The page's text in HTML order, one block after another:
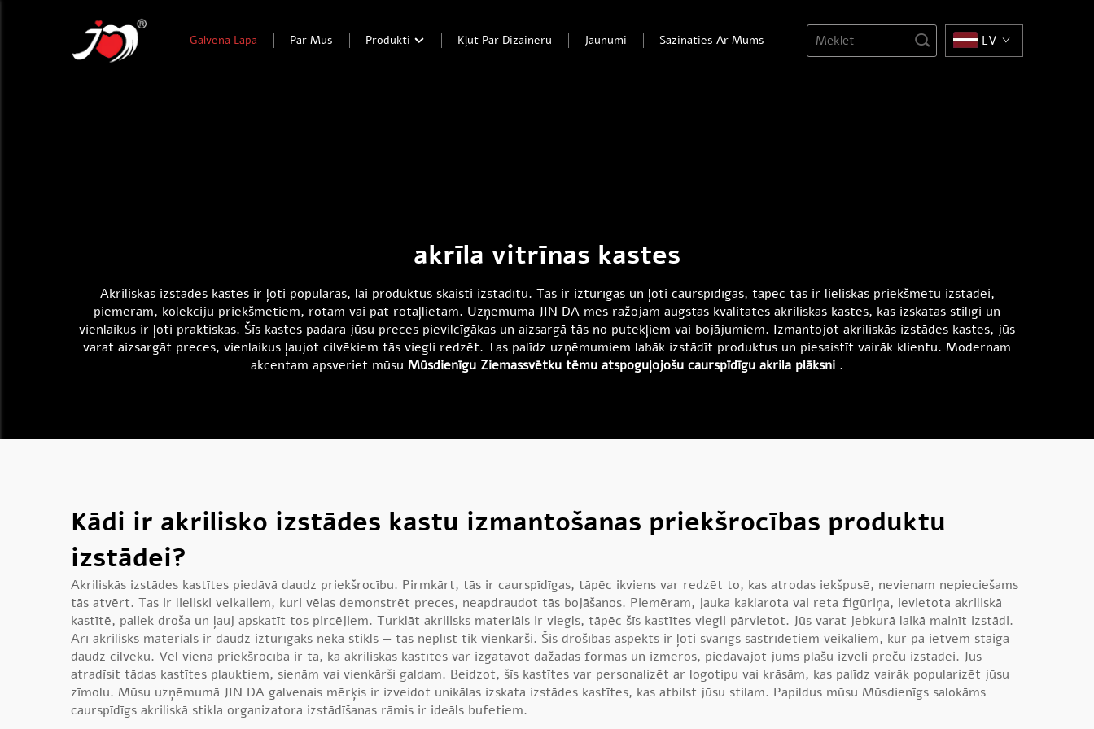
Galvenā Lapa Par Mūs Produkti Kļūt Par Dizaineru Jaunumi Sazināties Ar Mums LV
akrīla vitrīnas kastes
Akriliskās izstādes kastes ir ļoti populāras, lai produktus skaisti izstādītu. Tās ir izturīgas un ļoti caurspīdīgas, tāpēc tās ir lieliskas priekšmetu izstādei,
piemēram, kolekciju priekšmetiem, rotām vai pat rotaļlietām. Uzņēmumā JIN DA mēs ražojam augstas kvalitātes akriliskās kastes, kas izskatās stilīgi un
vienlaikus ir ļoti praktiskas. Šīs kastes padara jūsu preces pievilcīgākas un aizsargā tās no putekļiem vai bojājumiem. Izmantojot akriliskās izstādes kastes, jūs
varat aizsargāt preces, vienlaikus ļaujot cilvēkiem tās viegli redzēt. Tas palīdz uzņēmumiem labāk izstādīt produktus un piesaistīt vairāk klientu. Modernam
akcentam apsveriet mūsu Mūsdienīgu Ziemassvētku tēmu atspoguļojošu caurspīdīgu akrila plāksni .
Kādi ir akrilisko izstādes kastu izmantošanas priekšrocības produktu
izstādei?
Akriliskās izstādes kastītes piedāvā daudz priekšrocību. Pirmkārt, tās ir caurspīdīgas, tāpēc ikviens var redzēt to, kas atrodas iekšpusē, nevienam nepieciešams
tās atvērt. Tas ir lieliski veikaliem, kuri vēlas demonstrēt preces, neapdraudot tās bojāšanos. Piemēram, jauka kaklarota vai reta figūriņa, ievietota akriliskā
kastītē, paliek droša un ļauj apskatīt tos pircējiem. Turklāt akrilisks materiāls ir viegls, tāpēc šīs kastītes viegli pārvietot. Jūs varat jebkurā laikā mainīt izstādi.
Arī akrilisks materiāls ir daudz izturīgāks nekā stikls — tas neplīst tik vienkārši. Šis drošības aspekts ir ļoti svarīgs sastrīdētiem veikaliem, kur pa ietvēm staigā
daudz cilvēku. Vēl viena priekšrocība ir tā, ka akriliskās kastītes var izgatavot dažādās formās un izmēros, piedāvājot jums plašu izvēli preču izstādei. Jūs
atradīsit tādas kastītes plauktiem, sienām vai vienkārši galdam. Beidzot, šīs kastītes var personalizēt ar logotipu vai krāsām, kas palīdz vairāk popularizēt jūsu
zīmolu. Mūsu uzņēmumā JIN DA galvenais mērķis ir izveidot unikālas izskata izstādes kastītes, kas atbilst jūsu stilam. Papildus mūsu Mūsdienīgs salokāms
caurspīdīgs akriliskā stikla organizatora izstādīšanas rāmis ir ideāls bufetiem.